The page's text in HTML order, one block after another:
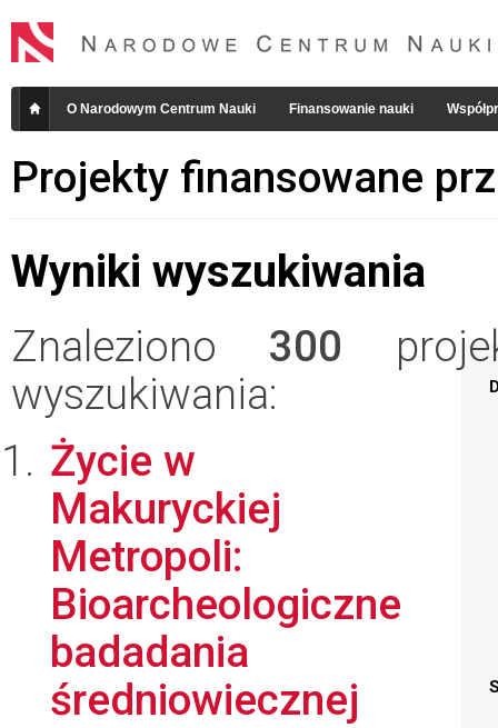
O Narodowym Centrum Nauki Finansowanie nauki
Projekty finansowane
Wyniki wyszukiwania
Znaleziono 300
wyszukiwania:
Życie w
Makuryckiej
Metropoli:
Bioarcheologiczne
badadania
średniowiecznej